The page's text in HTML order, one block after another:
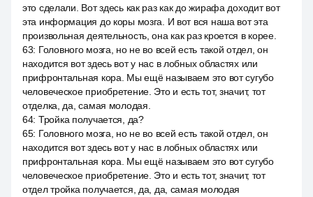
это сделали. Вот здесь как раз как до жирафа доходит вот
эта информация до коры мозга. И вот вся наша вот эта
произвольная деятельность, она как раз кроется в корее.
63: Головного мозга, но не во всей есть такой отдел, он
находится вот здесь вот у нас в лобных областях или
прифронтальная кора. Мы ещё называем это вот сугубо
человеческое приобретение. Это и есть тот, значит, тот
отделка, да, самая молодая.
64: Тройка получается, да?
65: Головного мозга, но не во всей есть такой отдел, он
находится вот здесь вот у нас в лобных областях или
прифронтальная кора. Мы ещё называем это вот сугубо
человеческое приобретение. Это и есть тот, значит, тот
отдел тройка получается, да, да, самая молодая